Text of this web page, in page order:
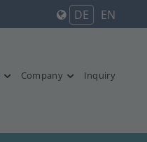
DE EN
Company Inquiry